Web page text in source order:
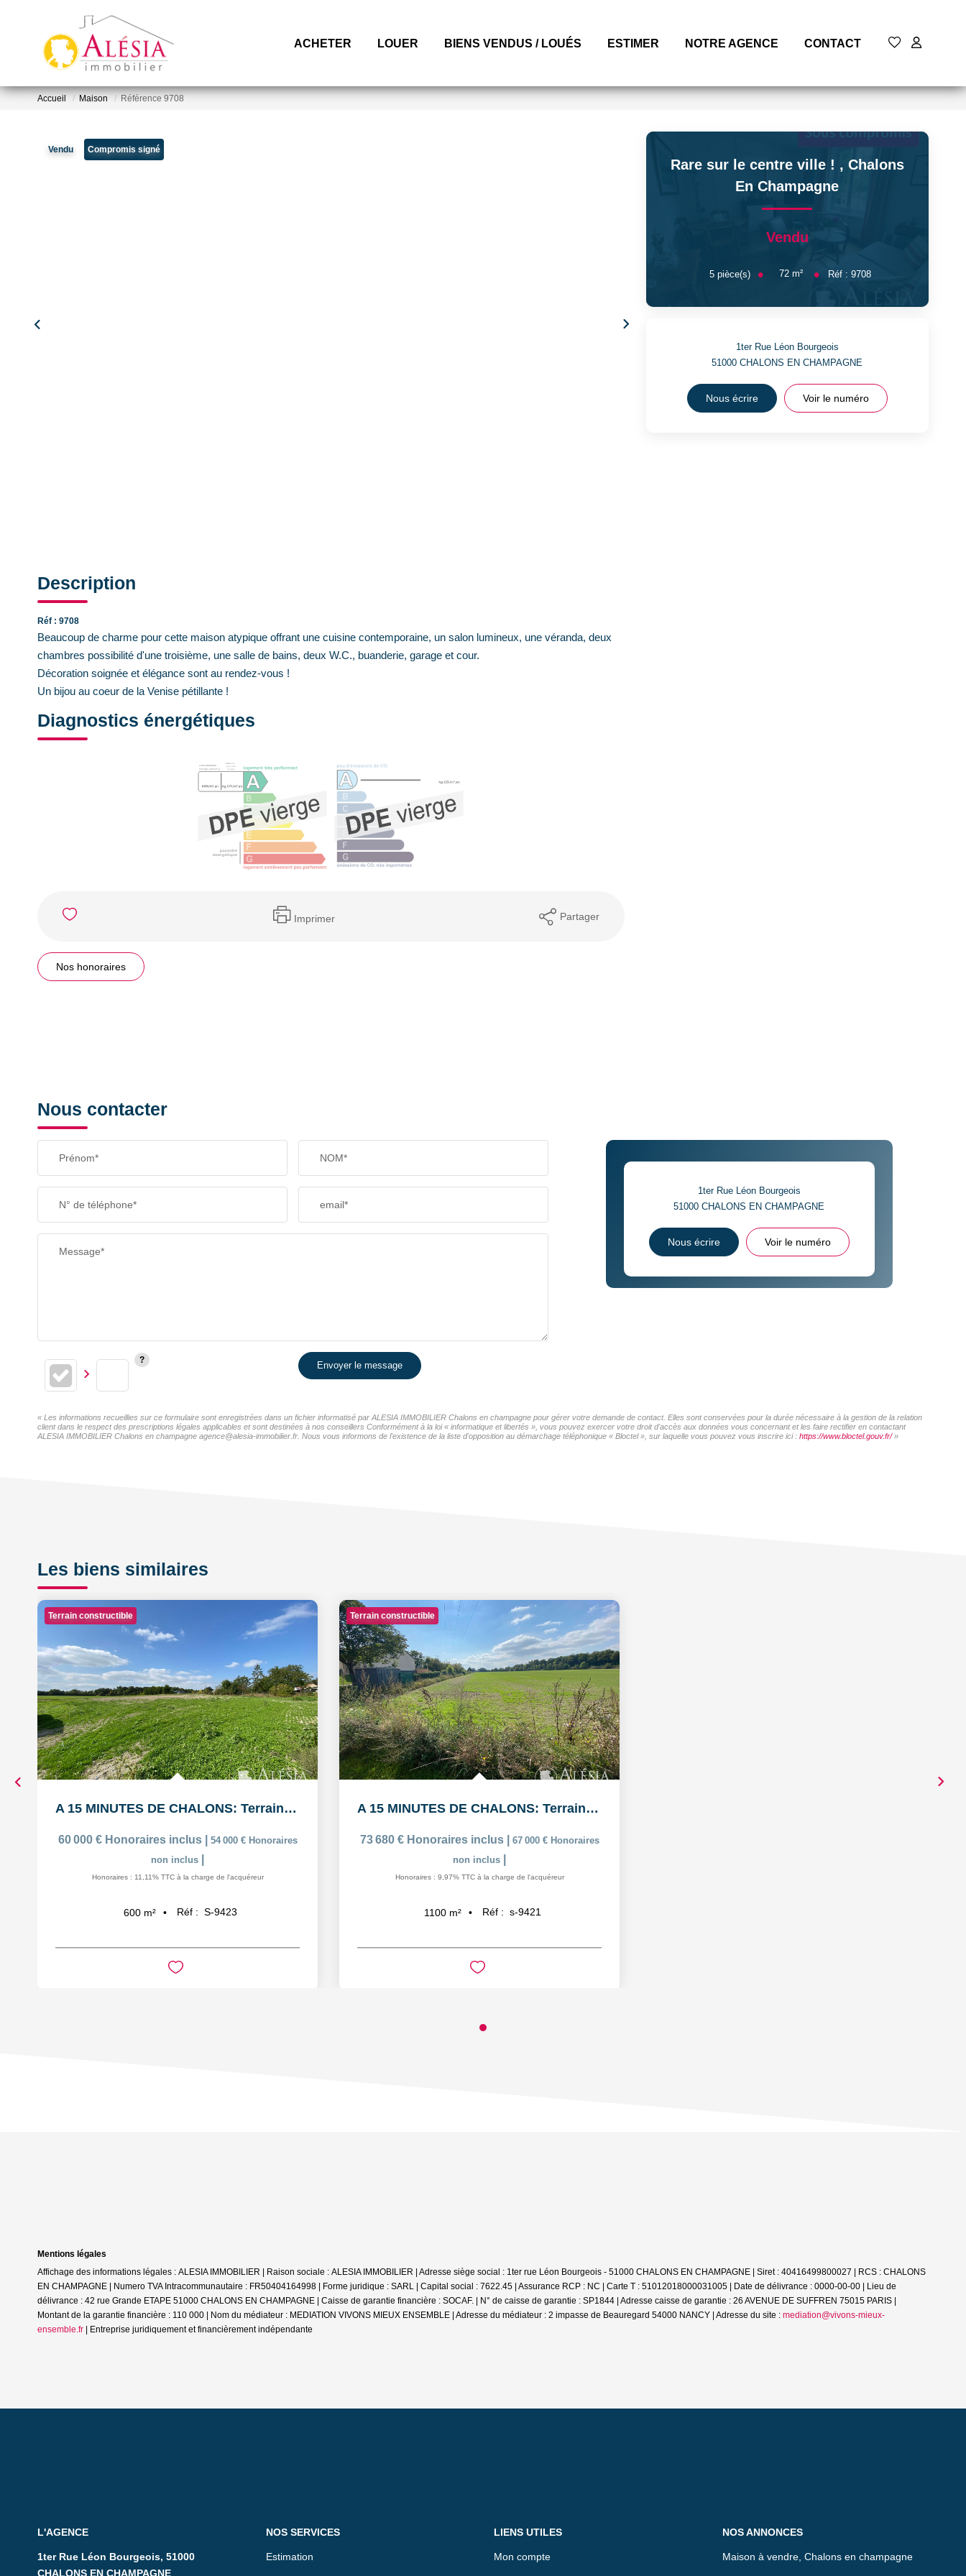
ACHETER LOUER BIENS VENDUS / LOUÉS ESTIMER NOTRE AGENCE CONTACT
Accueil Maison Référence 9708
Vendu Compromis signé
Description
Réf : 9708
Beaucoup de charme pour cette maison atypique offrant une cuisine contemporaine, un salon lumineux, une véranda, deux
chambres possibilité d'une troisième, une salle de bains, deux W.C., buanderie, garage et cour.
Décoration soignée et élégance sont au rendez-vous !
Un bijou au coeur de la Venise pétillante !
Diagnostics énergétiques
Imprimer Partager
Nos honoraires
Rare sur le centre ville ! , Chalons
En Champagne
Vendu
5 pièce(s) 72 m² Réf : 9708
1ter Rue Léon Bourgeois
51000CHALONS EN CHAMPAGNE
Nous écrire Voir le numéro
Nous contacter
Prénom* NOM*
N° de téléphone* email*
Message*
Envoyer le message
1ter Rue Léon Bourgeois
51000CHALONS EN CHAMPAGNE
Nous écrire Voir le numéro
« Les informations recueillies sur ce formulaire sont enregistrées dans un fichier informatisé par ALESIA IMMOBILIER Chalons en champagne pour gérer votre demande de contact. Elles sont conservées pour la durée nécessaire à la gestion de la relation
client dans le respect des prescriptions légales applicables et sont destinées à nos conseillers Conformément à la loi « informatique et libertés », vous pouvez exercer votre droit d'accès aux données vous concernant et les faire rectifier en contactant
ALESIA IMMOBILIER Chalons en champagne agence@alesia-immobilier.fr. Nous vous informons de l'existence de la liste d'opposition au démarchage téléphonique « Bloctel », sur laquelle vous pouvez vous inscrire ici : https://www.bloctel.gouv.fr/»
Les biens similaires
Terrain constructible
A 15 MINUTES DE CHALONS: Terrain à bâtir viabilisé de 600m²
60 000 € Honoraires inclus 54 000 € Honoraires
non inclus
Honoraires : 11,11% TTC à la charge de l'acquéreur
600 m² Réf : S-9423
Terrain constructible
A 15 MINUTES DE CHALONS: Terrain à bâtir viabilisé de...
73 680 € Honoraires inclus 67 000 € Honoraires
non inclus
Honoraires : 9,97% TTC à la charge de l'acquéreur
1100 m² Réf : s-9421
Mentions légales
Affichage des informations légales : ALESIA IMMOBILIER | Raison sociale : ALESIA IMMOBILIER | Adresse siège social : 1ter rue Léon Bourgeois - 51000 CHALONS EN CHAMPAGNE | Siret : 40416499800027 | RCS : CHALONS
EN CHAMPAGNE | Numero TVA Intracommunautaire : FR50404164998 | Forme juridique : SARL | Capital social : 7622.45 | Assurance RCP : NC | Carte T : 51012018000031005 | Date de délivrance : 0000-00-00 | Lieu de
délivrance : 42 rue Grande ETAPE 51000 CHALONS EN CHAMPAGNE | Caisse de garantie financière : SOCAF. | N° de caisse de garantie : SP1844 | Adresse caisse de garantie : 26 AVENUE DE SUFFREN 75015 PARIS |
Montant de la garantie financière : 110 000 | Nom du médiateur : MEDIATION VIVONS MIEUX ENSEMBLE | Adresse du médiateur : 2 impasse de Beauregard 54000 NANCY | Adresse du site : mediation@vivons-mieux-
ensemble.fr
Entreprise juridiquement et financièrement indépendante
L'AGENCE
1ter Rue Léon Bourgeois, 51000
CHALONS EN CHAMPAGNE
NOS SERVICES
Estimation
LIENS UTILES
Mon compte
NOS ANNONCES
Maison à vendre, Chalons en champagne